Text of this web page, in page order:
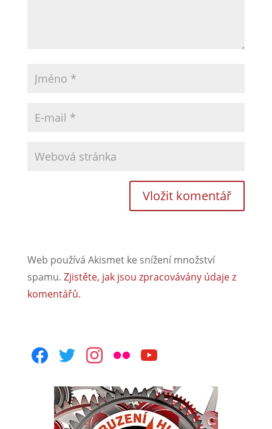
Web používá Akismet ke snížení množství
spamu. Zjistěte, jak jsou zpracovávány údaje z
komentářů.
facebooktwitterinstagram
flickr youtube